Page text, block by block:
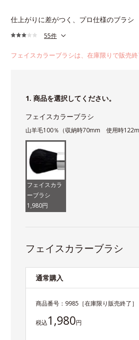
仕上がりに差がつく、プロ仕様のブラシ
55件
フェイスカラーブラシは、在庫限りで販売終
1. 商品を選択してください。
フェイスカラーブラシ
山羊毛100％（収納時70mm 使用時
フェイスカラ
ーブラシ
1,980円
フェイスカラーブラシ
通常購入
商品番号： 9985 ［在庫限り販売終了］
税込1,980円